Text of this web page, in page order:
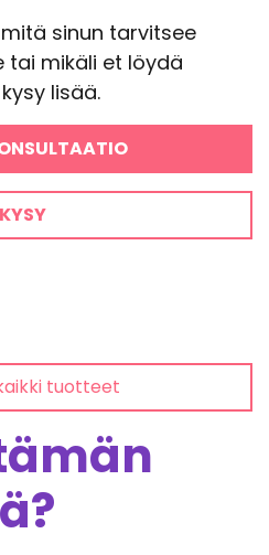
sinun tarvitsee
mikäli et löydä
lisää.
KYSY
tuotteet